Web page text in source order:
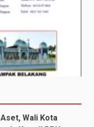
Wali Kota